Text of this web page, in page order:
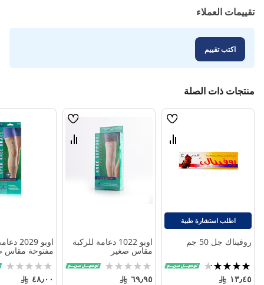
تقييمات العملاء
اكتب تقييم
منتجات ذات الصلة
قائمة
قارن
اطلب استشارة طبية
روفيناك جل 50 جم
تقييم:
84%
١٣٫٤٥
قائمة
قارن
اوبو 1022 دعامة للركبة
مقاس صغير
Rating:
0%
٦٩٫٩٥
اوبو
مفتوحة مقاس
Rating:
٤٨٫٠٠